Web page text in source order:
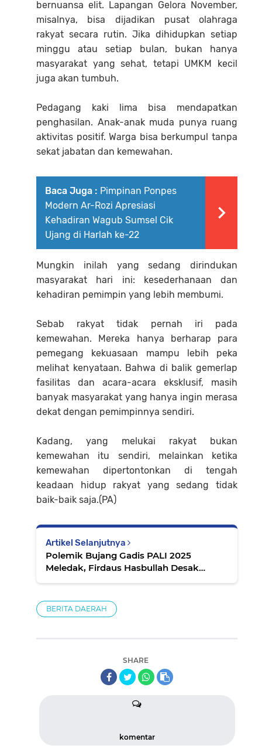
bernuansa elit. Lapangan Gelora November,
misalnya, bisa dijadikan pusat olahraga
rakyat secara rutin. Jika dihidupkan setiap
minggu atau setiap bulan, bukan hanya
masyarakat yang sehat, tetapi UMKM kecil
juga akan tumbuh.
Pedagang kaki lima bisa mendapatkan
penghasilan. Anak-anak muda punya ruang
aktivitas positif. Warga bisa berkumpul tanpa
sekat jabatan dan kemewahan.
Baca Juga : Pimpinan Ponpes
Modern Ar-Rozi Apresiasi
Kehadiran Wagub Sumsel Cik
Ujang di Harlah ke-22
Mungkin inilah yang sedang dirindukan
masyarakat hari ini: kesederhanaan dan
kehadiran pemimpin yang lebih membumi.
Sebab rakyat tidak pernah iri pada
kemewahan. Mereka hanya berharap para
pemegang kekuasaan mampu lebih peka
melihat kenyataan. Bahwa di balik gemerlap
fasilitas dan acara-acara eksklusif, masih
banyak masyarakat yang hanya ingin merasa
dekat dengan pemimpinnya sendiri.
Kadang, yang melukai rakyat bukan
kemewahan itu sendiri, melainkan ketika
kemewahan dipertontonkan di tengah
keadaan hidup rakyat yang sedang tidak
baik-baik saja.(PA)
Artikel Selanjutnya
Polemik Bujang Gadis PALI 2025
Meledak, Firdaus Hasbullah Desak
BERITA DAERAH
SHARE
komentar